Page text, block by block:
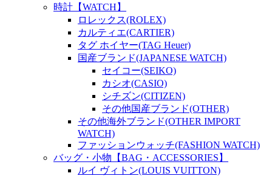
時計【WATCH】
ロレックス(ROLEX)
カルティエ(CARTIER)
タグ ホイヤー(TAG Heuer)
国産ブランド(JAPANESE WATCH)
セイコー(SEIKO)
カシオ(CASIO)
シチズン(CITIZEN)
その他国産ブランド(OTHER)
その他海外ブランド(OTHER IMPORT
WATCH)
ファッションウォッチ(FASHION WATCH)
バッグ・小物【BAG・ACCESSORIES】
ルイ ヴィトン(LOUIS VUITTON)